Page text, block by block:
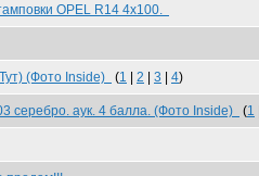
OPEL R14 4x100.
(Фото Inside) (1 2 3 4)
серебро. аук. 4 балла. (Фото Inside) (1